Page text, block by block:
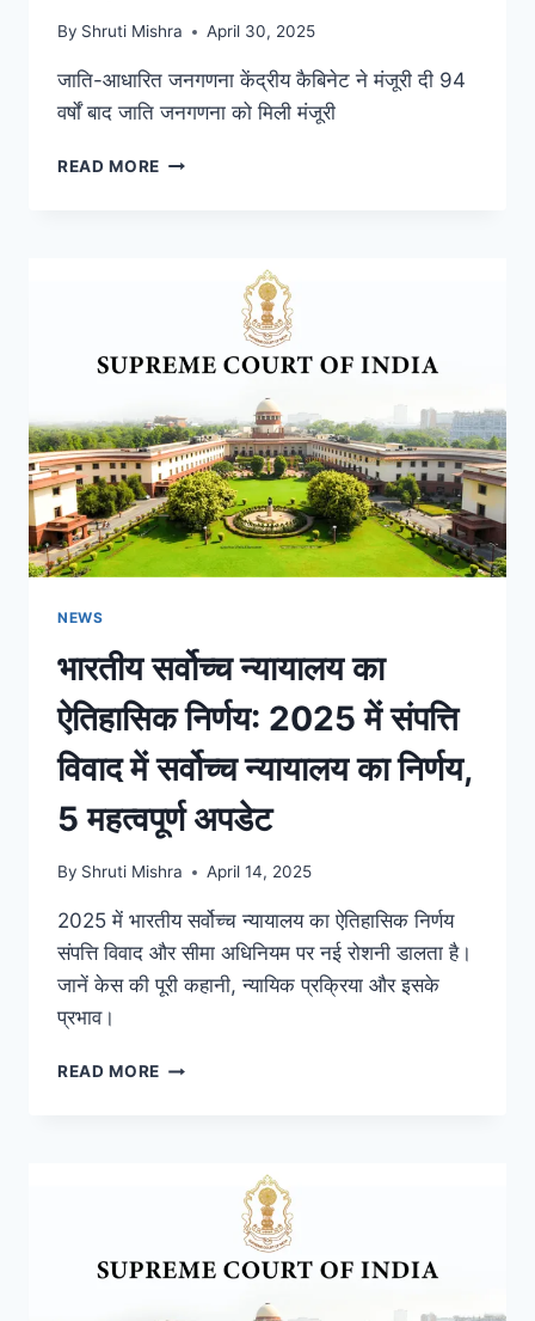
By Shruti Mishra April 30, 2025
जाति-आधारित जनगणना केंद्रीय कैबिनेट ने मंजूरी दी 94
वर्षों बाद जाति जनगणना को मिली मंजूरी
READ MORE
NEWS
भारतीय सर्वोच्च न्यायालय का
ऐतिहासिक निर्णय: 2025 में संपत्ति
विवाद में सर्वोच्च न्यायालय का निर्णय,
5 महत्वपूर्ण अपडेट
By Shruti Mishra April 14, 2025
2025 में भारतीय सर्वोच्च न्यायालय का ऐतिहासिक निर्णय
संपत्ति विवाद और सीमा अधिनियम पर नई रोशनी डालता है।
जानें केस की पूरी कहानी, न्यायिक प्रक्रिया और इसके
प्रभाव।
READ MORE